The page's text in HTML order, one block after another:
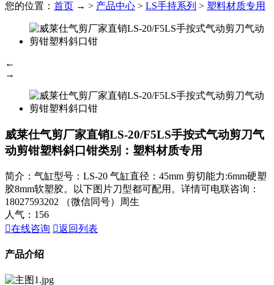
您的位置： 首页 → > 产品中心 > LS手持系列 > 塑料材质专用
←
→
威莱仕气剪厂家直销LS-20/F5LS手按式气动剪刀气
动剪钳塑料斜口钳类别：塑料材质专用
简介：气缸型号：LS-20 气缸直径：45mm 剪切能力:6mm硬塑
胶8mm软塑胶。以下图片刀型都可配用。详情可电联咨询：
18027593202 （微信同号）周生
人气： 156
在线咨询 返回列表
产品介绍